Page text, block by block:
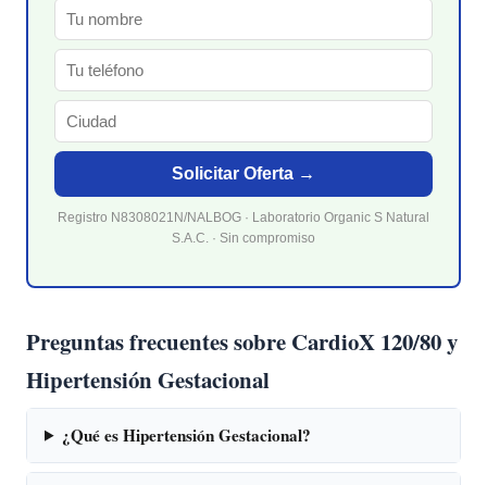
Solicitar Oferta →
Registro N8308021N/NALBOG · Laboratorio Organic S Natural
S.A.C. · Sin compromiso
Preguntas frecuentes sobre CardioX 120/80 y
Hipertensión Gestacional
¿Qué es Hipertensión Gestacional?